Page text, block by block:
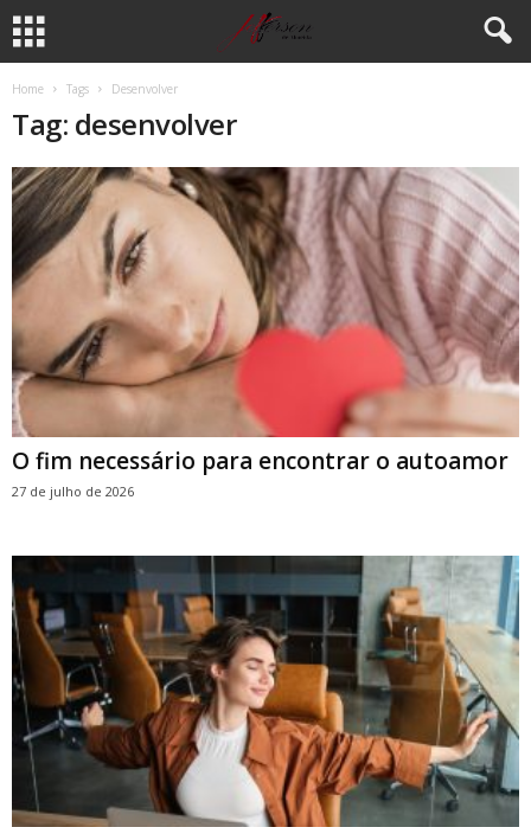
Home Tags Desenvolver
Tag: desenvolver
O fim necessário para encontrar o autoamor
27 de julho de 2026